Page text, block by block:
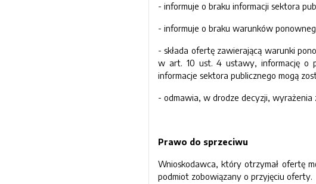
- informuje o braku informacji sektora
- informuje o braku warunków
- składa ofertę zawierającą warunki
w art. 10 ust. 4 ustawy, informację o
informacje sektora publicznego mogą
- odmawia, w drodze decyzji,
Prawo do sprzeciwu
Wnioskodawca, który otrzymał ofertę
podmiot zobowiązany o przyjęciu oferty.